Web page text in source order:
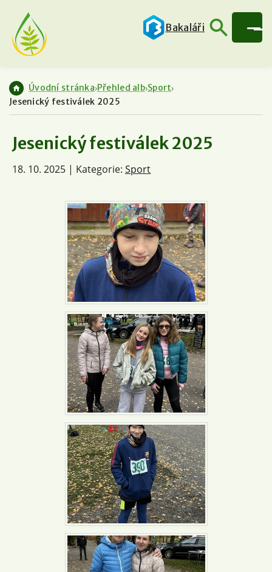
Bakaláři
Úvodní stránka Přehled alb Sport
Jesenický festiválek 2025
Jesenický festiválek 2025
18. 10. 2025 | Kategorie: Sport